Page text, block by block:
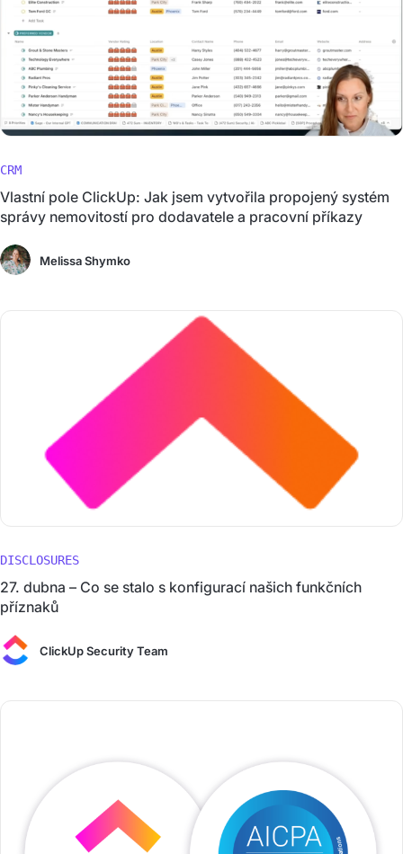
CRM
Vlastní pole ClickUp: Jak jsem vytvořila propojený systém
správy nemovitostí pro dodavatele a pracovní příkazy
Melissa Shymko
DISCLOSURES
27. dubna – Co se stalo s konfigurací našich funkčních
příznaků
ClickUp Security Team